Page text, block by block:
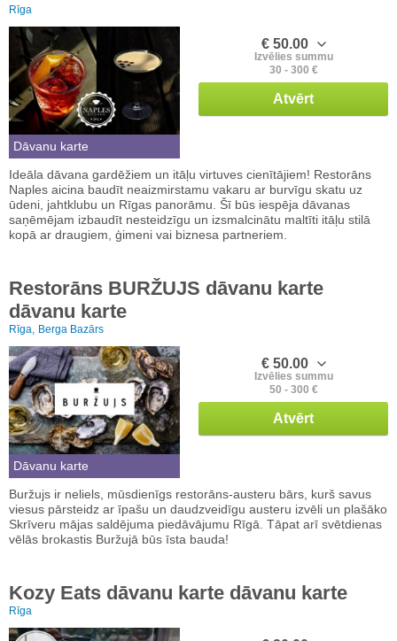
Rīga
Dāvanu karte
€ 50.00
Izvēlies summu
30 - 300 €
Atvērt
Ideāla dāvana gardēžiem un itāļu virtuves cienītājiem! Restorāns
Naples aicina baudīt neaizmirstamu vakaru ar burvīgu skatu uz
ūdeni, jahtklubu un Rīgas panorāmu. Šī būs iespēja dāvanas
saņēmējam izbaudīt nesteidzīgu un izsmalcinātu maltīti itāļu stilā
kopā ar draugiem, ģimeni vai biznesa partneriem.
Restorāns BURŽUJS dāvanu karte
dāvanu karte
Rīga, Berga Bazārs
Dāvanu karte
€ 50.00
Izvēlies summu
50 - 300 €
Atvērt
Buržujs ir neliels, mūsdienīgs restorāns-austeru bārs, kurš savus
viesus pārsteidz ar īpašu un daudzveidīgu austeru izvēli un plašāko
Skrīveru mājas saldējuma piedāvājumu Rīgā. Tāpat arī svētdienas
vēlās brokastis Buržujā būs īsta bauda!
Kozy Eats dāvanu karte dāvanu karte
Rīga